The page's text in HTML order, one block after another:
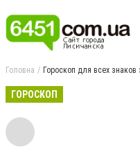
Головна Гороскоп для всех
ГОРОСКОП